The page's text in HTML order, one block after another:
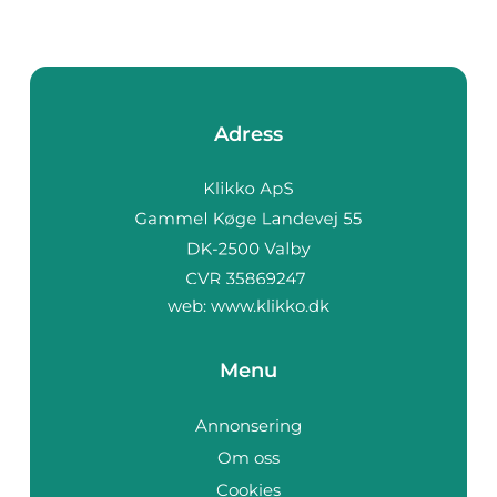
Adress
web: www.klikko.dk
Menu
Annonsering
Om oss
Cookies